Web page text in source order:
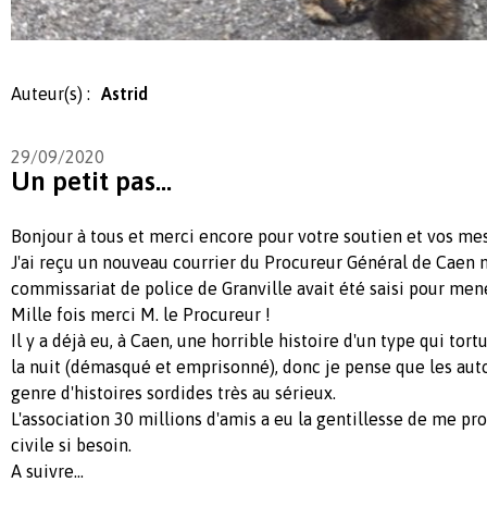
Auteur(s) : Astrid
29/09/2020
Un petit pas...
Bonjour à tous et merci encore pour votre soutien et vos
J'ai reçu un nouveau courrier du Procureur Général de Caen
commissariat de police de Granville avait été saisi pour
Mille fois merci M. le Procureur !
Il y a déjà eu, à Caen, une horrible histoire d'un type qui
la nuit (démasqué et emprisonné), donc je pense que les
genre d'histoires sordides très au sérieux.
L'association 30 millions d'amis a eu la gentillesse de me
civile si besoin.
A suivre...